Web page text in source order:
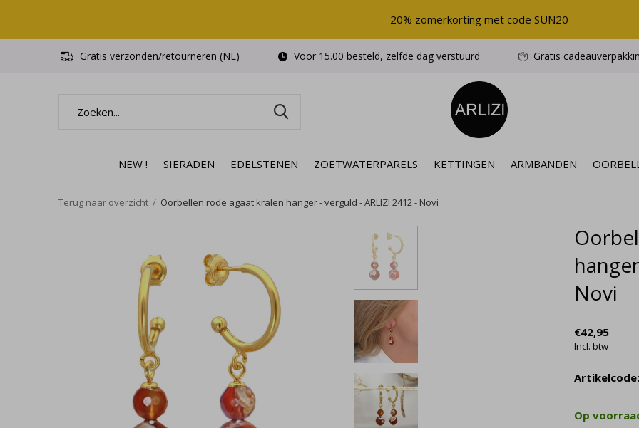
NEW ! SIERADEN EDELSTENEN ZOETWATERPARELS KETTINGEN ARMBANDEN
Gratis verzonden/retourneren (NL) Voor 15.00 besteld, zelfde dag verstuurd Gratis
20% zomerkorting met code SUN20
Terug naar overzicht Oorbellen rode agaat kralen hanger - verguld - ARLIZI 2412 - Novi
Novi
€42,95
Incl. btw
Artikelcode:
Op